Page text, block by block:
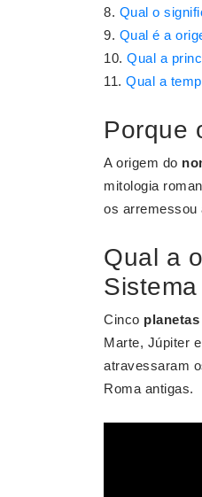
Qual o
Qual é a
Qual a
Qual a
Porque
A origem do
mitologia
os arremessou
Qual a
Cinco planetas
Marte, Júpiter
atravessaram
Roma antigas.